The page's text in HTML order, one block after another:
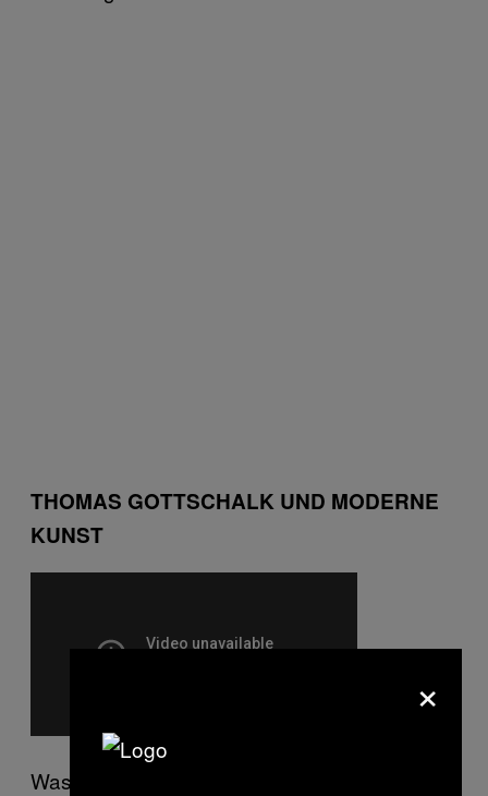
THOMAS GOTTSCHALK UND MODERNE
KUNST
Was einem beim aufeinanderfolgenden
×